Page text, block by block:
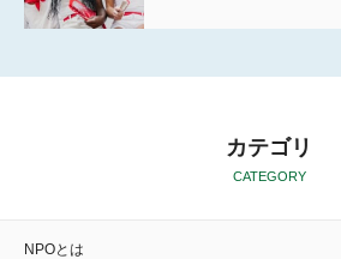
カテゴリ
CATEGORY
NPOとは